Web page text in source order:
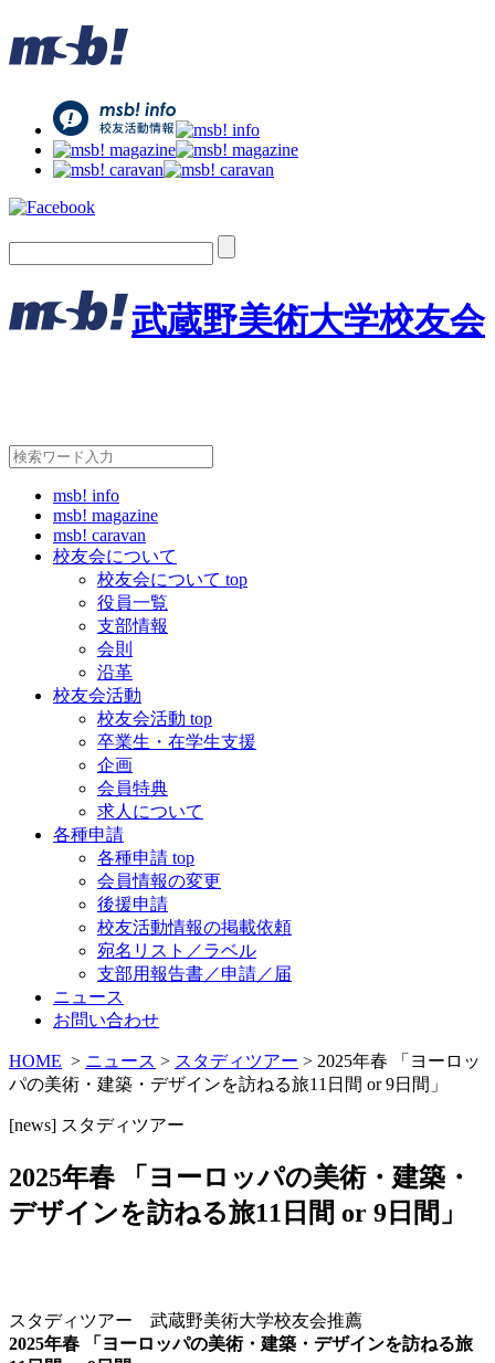
武蔵野美術大学校友会
msb! info
msb! magazine
msb! caravan
校友会について
校友会について top
役員一覧
支部情報
会則
沿革
校友会活動
校友会活動 top
卒業生・在学生支援
企画
会員特典
求人について
各種申請
各種申請 top
会員情報の変更
後援申請
校友活動情報の掲載依頼
宛名リスト／ラベル
支部用報告書／申請／届
ニュース
お問い合わせ
HOME > ニュース > スタディツアー > 2025年春 「ヨーロッ
パの美術・建築・デザインを訪ねる旅11日間 or 9日間」
[news] スタディツアー
2025年春 「ヨーロッパの美術・建築・
デザインを訪ねる旅11日間 or 9日間」
スタディツアー 武蔵野美術大学校友会推薦
2025年春 「ヨーロッパの美術・建築・デザインを訪ねる旅